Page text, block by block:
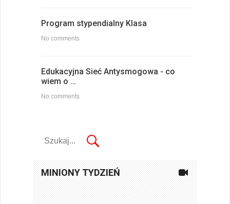
Program stypendialny Klasa
No comments
Edukacyjna Sieć Antysmogowa - co
wiem o …
No comments
MINIONY TYDZIEŃ